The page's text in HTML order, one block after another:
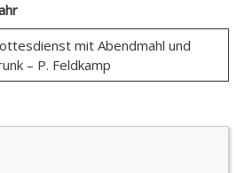
mit Abendmahl und
– P. Feldkamp